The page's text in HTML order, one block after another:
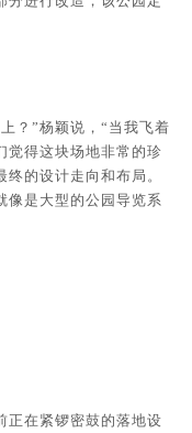
？”杨颖说，“当我飞着
觉得这块场地非常的珍
的设计走向和布局。
像是大型的公园导览系
正在紧锣密鼓的落地设